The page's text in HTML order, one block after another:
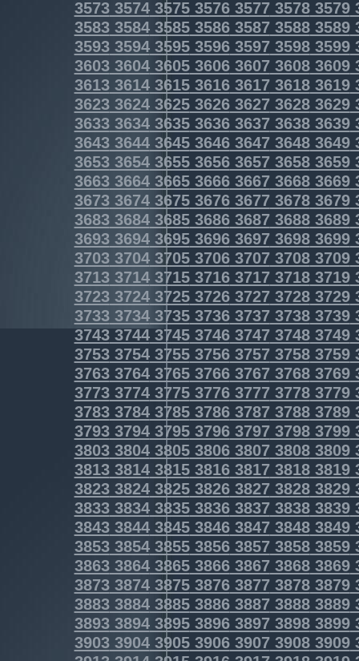
3573357435753576357735783579
3583358435853586358735883589
3593359435953596359735983599
3603360436053606360736083609
3613361436153616361736183619
3623362436253626362736283629
3633363436353636363736383639
3643364436453646364736483649
3653365436553656365736583659
3663366436653666366736683669
3673367436753676367736783679
3683368436853686368736883689
3693369436953696369736983699
3703370437053706370737083709
3713371437153716371737183719
3723372437253726372737283729
3733373437353736373737383739
3743374437453746374737483749
3753375437553756375737583759
3763376437653766376737683769
3773377437753776377737783779
3783378437853786378737883789
3793379437953796379737983799
3803380438053806380738083809
3813381438153816381738183819
3823382438253826382738283829
3833383438353836383738383839
3843384438453846384738483849
3853385438553856385738583859
3863386438653866386738683869
3873387438753876387738783879
3883388438853886388738883889
3893389438953896389738983899
3903390439053906390739083909